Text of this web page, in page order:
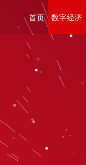
首页 数字经济